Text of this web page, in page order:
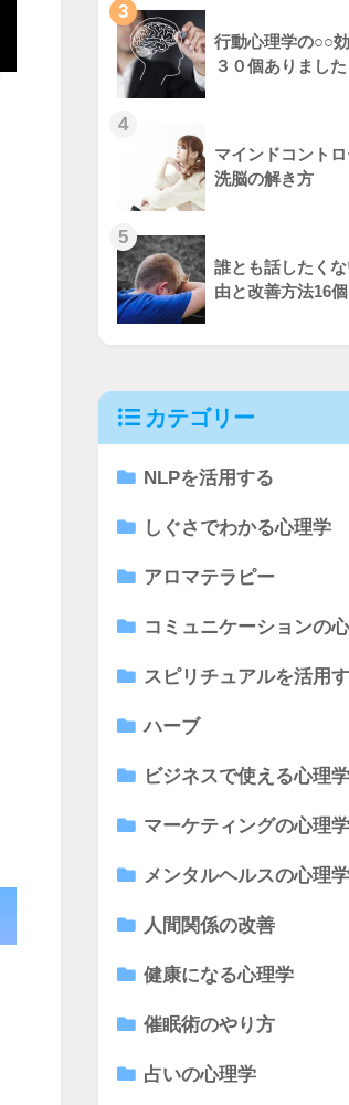
3
行動心理学の○○
３０個ありました
4
マインドコントロ
洗脳の解き方
5
誰とも話したく
由と改善方法16個
カテゴリー
NLPを活用する
しぐさでわかる心理学
アロマテラピー
コミュニケーションの
スピリチュアルを活用
ハーブ
ビジネスで使える心理学
マーケティングの心理学
メンタルヘルスの心理学
人間関係の改善
健康になる心理学
催眠術のやり方
占いの心理学